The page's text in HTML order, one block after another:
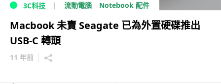
3C科技 流動電腦 Notebook 配件
Macbook 未賣 Seagate 已為外置硬碟推出
USB-C 轉頭
11 年前